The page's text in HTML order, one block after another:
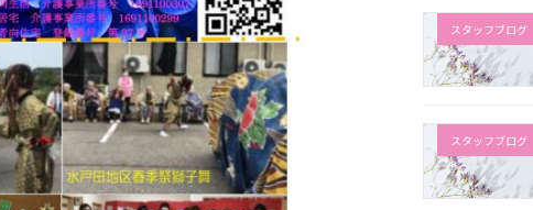
スタッフブログ
スタッフブログ